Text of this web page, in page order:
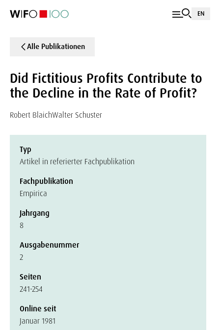
EN
Alle Publikationen
Did Fictitious Profits Contribute to
the Decline in the Rate of Profit?
Robert BlaichWalter Schuster
Typ
Artikel in referierter Fachpublikation
Fachpublikation
Empirica
Jahrgang
8
Ausgabenummer
2
Seiten
241-254
Online seit
Januar 1981